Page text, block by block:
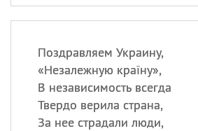
Поздравляем Украину,
«Незалежную країну»,
В независимость всегда
Твердо верила страна,
За нее страдали люди,